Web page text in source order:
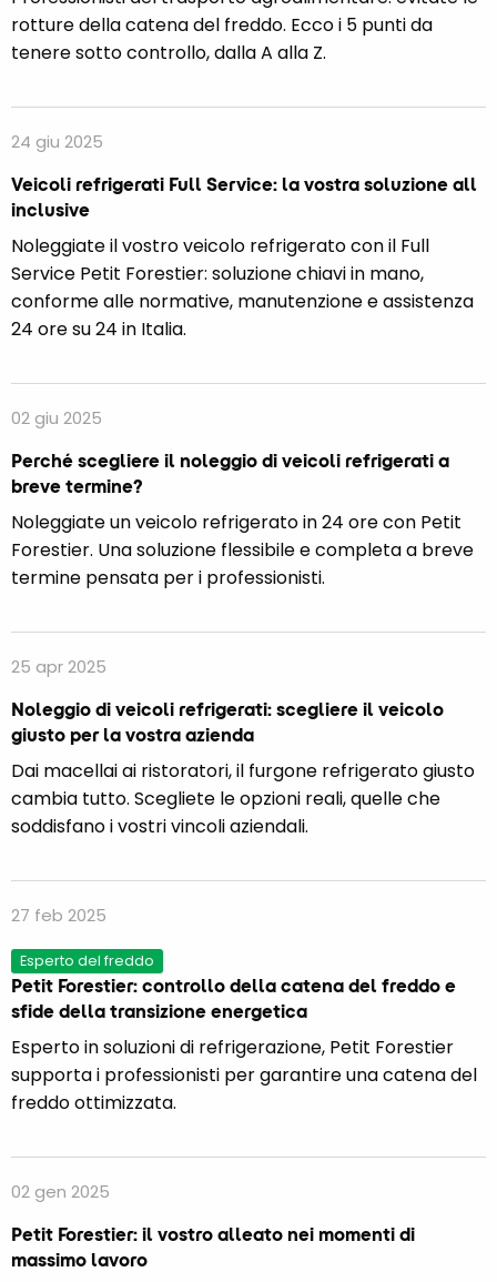
rotture della catena del freddo. Ecco i 5 punti da
tenere sotto controllo, dalla A alla Z.
24 giu 2025
Veicoli refrigerati Full Service: la vostra soluzione all
inclusive
Noleggiate il vostro veicolo refrigerato con il Full
Service Petit Forestier: soluzione chiavi in mano,
conforme alle normative, manutenzione e assistenza
24 ore su 24 in Italia.
02 giu 2025
Perché scegliere il noleggio di veicoli refrigerati a
breve termine?
Noleggiate un veicolo refrigerato in 24 ore con Petit
Forestier. Una soluzione flessibile e completa a breve
termine pensata per i professionisti.
25 apr 2025
Noleggio di veicoli refrigerati: scegliere il veicolo
giusto per la vostra azienda
Dai macellai ai ristoratori, il furgone refrigerato giusto
cambia tutto. Scegliete le opzioni reali, quelle che
soddisfano i vostri vincoli aziendali.
27 feb 2025
Esperto del freddo
Petit Forestier: controllo della catena del freddo e
sfide della transizione energetica
Esperto in soluzioni di refrigerazione, Petit Forestier
supporta i professionisti per garantire una catena del
freddo ottimizzata.
02 gen 2025
Petit Forestier: il vostro alleato nei momenti di
massimo lavoro